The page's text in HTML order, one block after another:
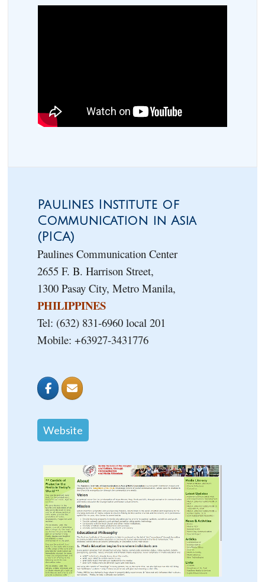
Paulines Institute of
Communication in Asia
(PICA)
Paulines Communication Center
2655 F. B. Harrison Street,
1300 Pasay City, Metro Manila,
PHILIPPINES
Tel: (632) 831-6960 local 201
Mobile: +63927-3431776
Website